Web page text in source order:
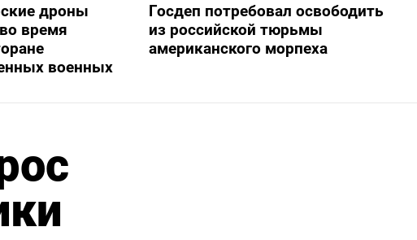
дроны
время
военных
Госдеп потребовал освободить
из российской тюрьмы
американского морпеха